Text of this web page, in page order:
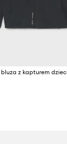
z kapturem